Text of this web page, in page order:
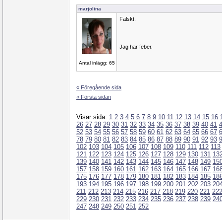
marjolina
Antal inlägg: 65
Falskt.
Jag har feber.
« Föregående sida
« Första sidan
Visar sida: 1 2 3 4 5 6 7 8 9 10 11 12 13 14 15 16
26 27 28 29 30 31 32 33 34 35 36 37 38 39 40 41
52 53 54 55 56 57 58 59 60 61 62 63 64 65 66 67
78 79 80 81 82 83 84 85 86 87 88 89 90 91 92 93
102 103 104 105 106 107 108 109 110 111 112 113
121 122 123 124 125 126 127 128 129 130 131
139 140 141 142 143 144 145 146 147 148 149
157 158 159 160 161 162 163 164 165 166 167
175 176 177 178 179 180 181 182 183 184 185
193 194 195 196 197 198 199 200 201 202 203
211 212 213 214 215 216 217 218 219 220 221 222
229 230 231 232 233 234 235 236 237 238 239
247 248 249 250 251 252